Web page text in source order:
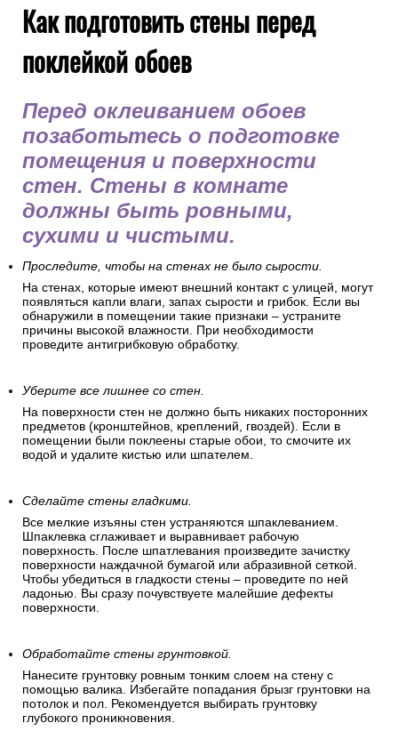
Как подготовить стены перед
поклейкой обоев
Перед оклеиванием обоев
позаботьтесь о подготовке
помещения и поверхности
стен. Стены в комнате
должны быть ровными,
сухими и чистыми.
Проследите, чтобы на стенах не было сырости.
На стенах, которые имеют внешний контакт с улицей, могут
появляться капли влаги, запах сырости и грибок. Если вы
обнаружили в помещении такие признаки – устраните
причины высокой влажности. При необходимости
проведите антигрибковую обработку.
Уберите все лишнее со стен.
На поверхности стен не должно быть никаких посторонних
предметов (кронштейнов, креплений, гвоздей). Если в
помещении были поклеены старые обои, то смочите их
водой и удалите кистью или шпателем.
Сделайте стены гладкими.
Все мелкие изъяны стен устраняются шпаклеванием.
Шпаклевка сглаживает и выравнивает рабочую
поверхность. После шпатлевания произведите зачистку
поверхности наждачной бумагой или абразивной сеткой.
Чтобы убедиться в гладкости стены – проведите по ней
ладонью. Вы сразу почувствуете малейшие дефекты
поверхности.
Обработайте стены грунтовкой.
Нанесите грунтовку ровным тонким слоем на стену с
помощью валика. Избегайте попадания брызг грунтовки на
потолок и пол. Рекомендуется выбирать грунтовку
глубокого проникновения.